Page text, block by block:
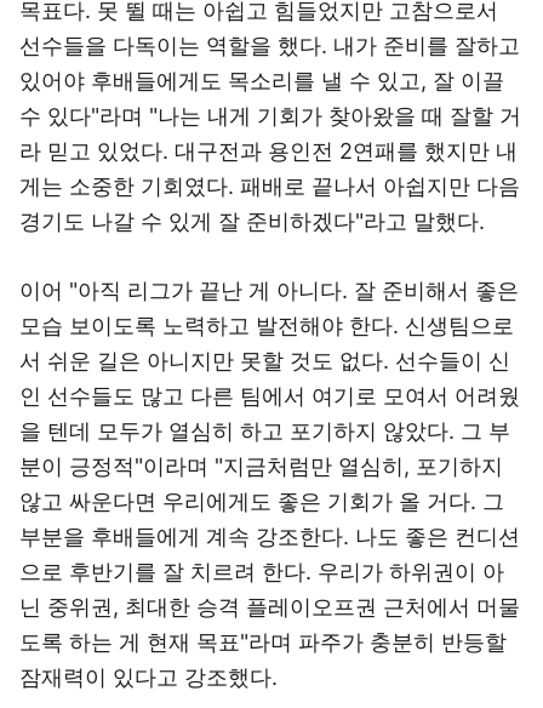
목표다. 못 뛸 때는 아쉽고 힘들었지만 고참으로서
선수들을 다독이는 역할을 했다. 내가 준비를 잘하고
있어야 후배들에게도 목소리를 낼 수 있고, 잘 이끌
수 있다"라며 "나는 내게 기회가 찾아왔을 때 잘할 거
라 믿고 있었다. 대구전과 용인전 2연패를 했지만 내
게는 소중한 기회였다. 패배로 끝나서 아쉽지만 다음
경기도 나갈 수 있게 잘 준비하겠다"라고 말했다.
이어 "아직 리그가 끝난 게 아니다. 잘 준비해서 좋은
모습 보이도록 노력하고 발전해야 한다. 신생팀으로
서 쉬운 길은 아니지만 못할 것도 없다. 선수들이 신
인 선수들도 많고 다른 팀에서 여기로 모여서 어려웠
을 텐데 모두가 열심히 하고 포기하지 않았다. 그 부
분이 긍정적"이라며 "지금처럼만 열심히, 포기하지
않고 싸운다면 우리에게도 좋은 기회가 올 거다. 그
부분을 후배들에게 계속 강조한다. 나도 좋은 컨디션
으로 후반기를 잘 치르려 한다. 우리가 하위권이 아
닌 중위권, 최대한 승격 플레이오프권 근처에서 머물
도록 하는 게 현재 목표"라며 파주가 충분히 반등할
잠재력이 있다고 강조했다.